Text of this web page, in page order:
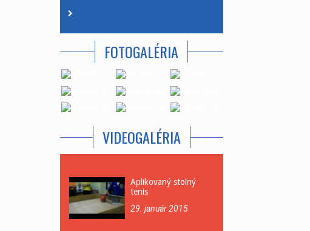
FOTOGALÉRIA
VIDEOGALÉRIA
Aplikovaný stolný
tenis
29. január 2015